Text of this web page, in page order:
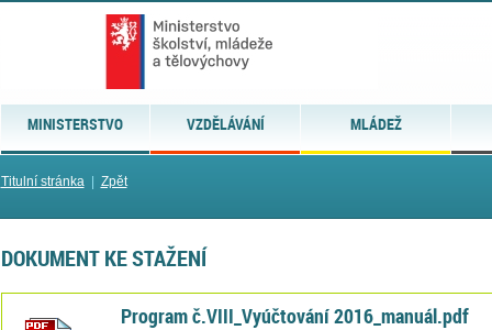
MINISTERSTVO VZDĚLÁVÁNÍ MLÁDEŽ
Titulní stránka| Zpět
DOKUMENT KE STAŽENÍ
Program č.VIII_Vyúčtování 2016_manuál.pdf